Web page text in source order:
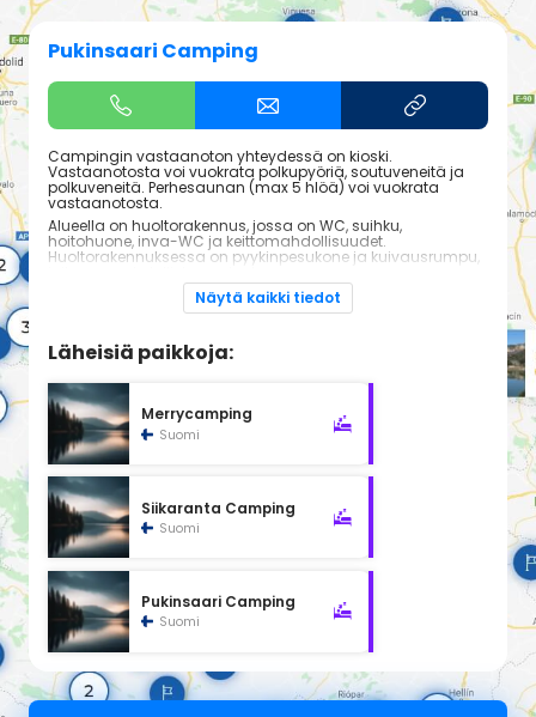
Pukinsaari Camping
Campingin vastaanoton yhteydessä on kioski.
Vastaanotosta voi vuokrata polkupyöriä, soutuveneitä ja
polkuveneitä. Perhesaunan (max 5 hlöä) voi vuokrata
vastaanotosta.
Alueella on huoltorakennus, jossa on WC, suihku,
hoitohuone, inva-WC ja keittomahdollisuudet.
Huoltorakennuksessa on pyykinpesukone ja kuivausrumpu,
Vieraamme saavat käyttää rannan lähellä sijaitsevaa
grillipaikkaa. Leirintäalueen yhteydessä on Hiekkasärkän
myös rantalentopallokenttä. Vastaanoton läheisyydessä
on myös minigolfrata.
Vieraillamme on mahdollisuus tyhjentää asuntovaunun tai
-auton sako- ja harmaavesisäiliö.
Näytä kaikki tiedot
Läheisiä paikkoja:
Merrycamping
Suomi
Siikaranta Camping
Suomi
Pukinsaari Camping
Suomi